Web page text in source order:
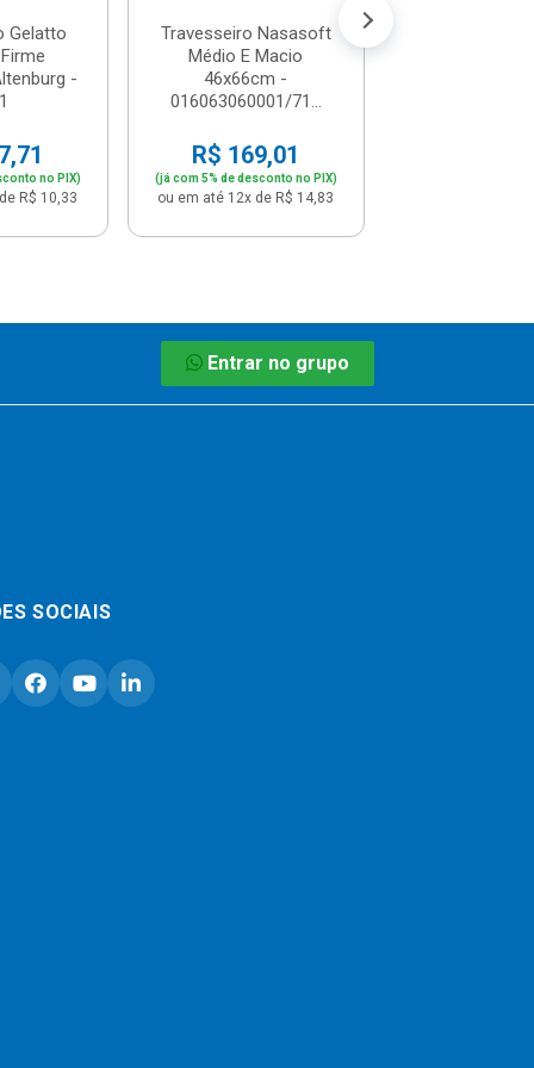
Gelatto
-
no PIX)
R$ 10,33
Travesseiro Nasasoft
Médio E Macio
46x66cm -
016063060001/71...
R$ 169,01
(já com 5% de desconto no PIX)
ou em até 12x de R$ 14,83
Entrar no grupo
SOCIAIS